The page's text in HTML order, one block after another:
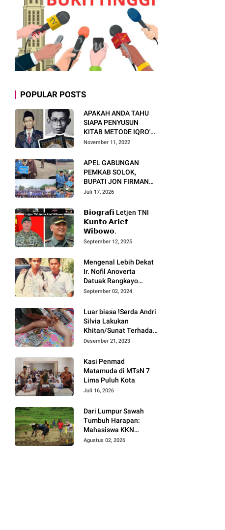
POPULAR POSTS
APAKAH ANDA TAHU
SIAPA PENYUSUN
KITAB METODE IQRO'?
INI BIOGRAFI KH. AS'AD
November 11, 2022
APEL GABUNGAN
PEMKAB SOLOK,
BUPATI JON FIRMAN
PANDU TEKANKAN ASN
DAN PELAYANAN
MASYARAKAT.
Juli 17, 2026
𝗕𝗶𝗼𝗴𝗿𝗮𝗳𝗶 Letjen TNI
𝗞𝘂𝗻𝘁𝗼 𝗔𝗿𝗶𝗲𝗳
𝗪𝗶𝗯𝗼𝘄𝗼.
September 12, 2025
Mengenal Lebih Dekat
Ir. Nofil Anoverta
Datuak Rangkayo
Batuah Cawako
September 02, 2024
Luar biasa !Serda Andri
Silvia Lakukan
Khitan/Sunat Terhadap
Anak Warga Binaannya
Desember 21, 2023
Kasi Penmad
Matamuda di MTsN 7
Lima Puluh Kota
Juli 16, 2026
Dari Lumpur Sawah
Tumbuh Harapan:
Mahasiswa KKN
Universitas Andalas
Agustus 02, 2026